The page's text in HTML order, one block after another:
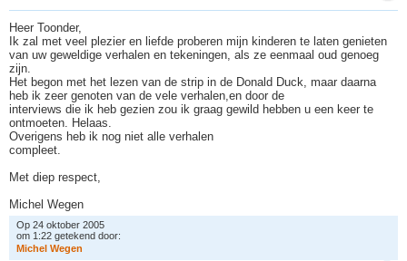
Heer Toonder,
Ik zal met veel plezier en liefde proberen mijn kinderen te laten genieten
van uw geweldige verhalen en tekeningen, als ze eenmaal oud genoeg
zijn.
Het begon met het lezen van de strip in de Donald Duck, maar daarna
heb ik zeer genoten van de vele verhalen,en door de
interviews die ik heb gezien zou ik graag gewild hebben u een keer te
ontmoeten. Helaas.
Overigens heb ik nog niet alle verhalen
compleet.
Met diep respect,
Michel Wegen
Op 24 oktober 2005
om 1:22 getekend door:
Michel Wegen